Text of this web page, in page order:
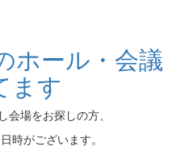
ール・会議
ます
場をお探しの方、
時がございます。